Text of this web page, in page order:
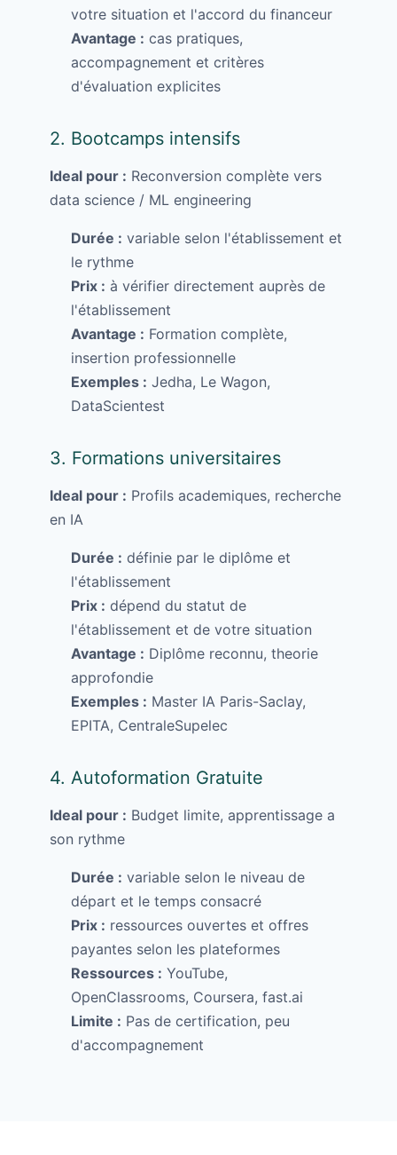
votre situation et l'accord du financeur
Avantage : cas pratiques,
accompagnement et critères
d'évaluation explicites
2. Bootcamps intensifs
Ideal pour : Reconversion complète vers
data science / ML engineering
Durée : variable selon l'établissement et
le rythme
Prix : à vérifier directement auprès de
l'établissement
Avantage : Formation complète,
insertion professionnelle
Exemples : Jedha, Le Wagon,
DataScientest
3. Formations universitaires
Ideal pour : Profils academiques, recherche
en IA
Durée : définie par le diplôme et
l'établissement
Prix : dépend du statut de
l'établissement et de votre situation
Avantage : Diplôme reconnu, theorie
approfondie
Exemples : Master IA Paris-Saclay,
EPITA, CentraleSupelec
4. Autoformation Gratuite
Ideal pour : Budget limite, apprentissage a
son rythme
Durée : variable selon le niveau de
départ et le temps consacré
Prix : ressources ouvertes et offres
payantes selon les plateformes
Ressources : YouTube,
OpenClassrooms, Coursera, fast.ai
Limite : Pas de certification, peu
d'accompagnement